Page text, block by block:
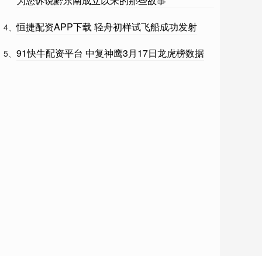
4、恒捷配资APP下载 轻舟初样试飞船成功发射
5、 91快牛配资平台 中复神鹰3月17日龙虎榜数据